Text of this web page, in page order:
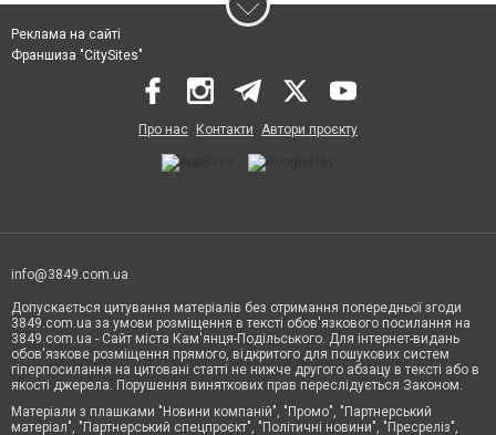
Реклама на сайті
Франшиза "CitySites"
Про нас Контакти Автори проєкту
info@3849.com.ua
Допускається цитування матеріалів без отримання попередньої згоди
3849.com.ua за умови розміщення в тексті обов'язкового посилання на
3849.com.ua - Сайт міста Кам'янця-Подільського. Для інтернет-видань
обов'язкове розміщення прямого, відкритого для пошукових систем
гіперпосилання на цитовані статті не нижче другого абзацу в тексті або в
якості джерела. Порушення виняткових прав переслідується Законом.
Матеріали з плашками "Новини компаній", "Промо", "Партнерський
матеріал", "Партнерський спецпроєкт", "Політичні новини", "Пресреліз",